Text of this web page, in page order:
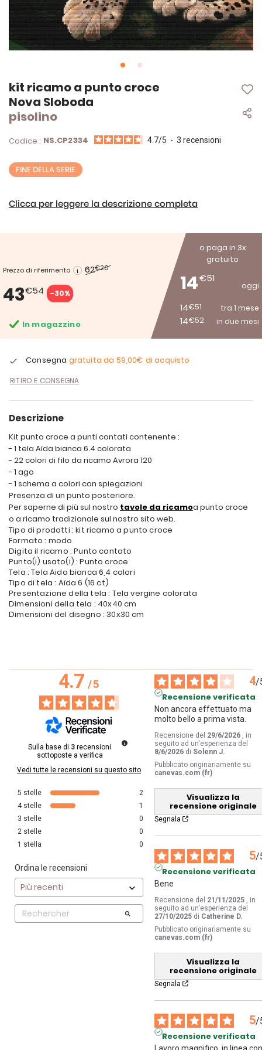
kit ricamo a punto croce
Nova Sloboda
pisolino
Codice : NS.CP2334 4.7/5 - 3recensioni
FINE DELLA SERIE
Clicca per leggere la descrizione completa
Prezzo di riferimento 62€20
43€54 -30%
o paga in 3x
gratuito
14€51
oggi
14€51 tra 1 mese
14€52 in due mesi
In magazzino
Consegna gratuita da 59,00€ di acquisto
RITIRO E CONSEGNA
Vai
all'inizio
della
galleria
immagini
Descrizione
Kit punto croce a punti contati contenente :
- 1 tela Aïda bianca 6.4 colorata
- 22 colori di filo da ricamo Avrora 120
- 1 ago
- 1 schema a colori con spiegazioni
Presenza di un punto posteriore.
Per saperne di più sul nostro tavole da ricamoa punto croce
o a ricamo tradizionale sul nostro sito web.
Tipo di prodotti : kit ricamo a punto croce
Formato : modo
Digita il ricamo : Punto contato
Punto(i) usato(i) : Punto croce
Tela : Tela Aida bianca 6,4 colori
Tipo di tela : Aïda 6 (16 ct)
Presentazione della tela : Tela vergine colorata
Dimensioni della tela : 40x40 cm
Dimensioni del disegno : 30x30 cm
4.7/5
Sulla base di 3 recensioni
sottoposte a verifica
Vedi tutte le recensioni su questo sito
5 stelle
2
4 stelle
1
3 stelle
0
2 stelle
0
1 stella 0
Ordina le recensioni
4/
Recensione verificata
Non ancora effettuato ma
molto bello a prima vista.
Recensione del 29/6/2026
, in
seguito ad un'esperienza del
8/6/2026 di Solenn J.
Pubblicato originariamente su
canevas.com (fr)
Visualizza la
recensione originale
Segnala
5/
Recensione verificata
Bene
Recensione del 21/11/2025
, in
seguito ad un'esperienza del
27/10/2025 di Catherine D.
Pubblicato originariamente su
canevas.com (fr)
Visualizza la
recensione originale
Segnala
5/
Recensione verificata
Lavoro magnifico, in linea